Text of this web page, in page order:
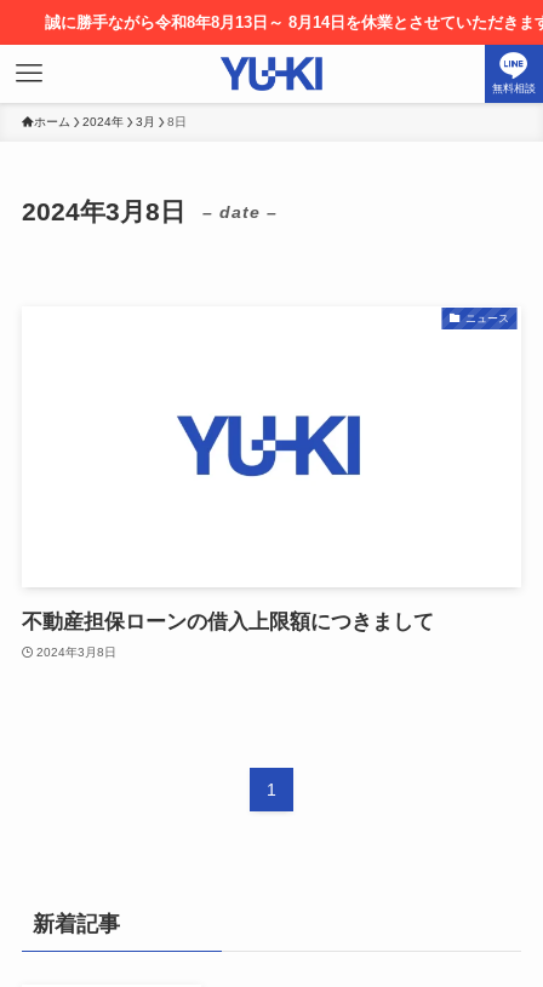
手ながら令和8年8月13日～ 8月14日を休業とさせていただきます。お申
無料相談
ホーム 2024年 3月 8日
2024年3月8日 – date –
ニュース
不動産担保ローンの借入上限額につきまして
2024年3月8日
1
新着記事